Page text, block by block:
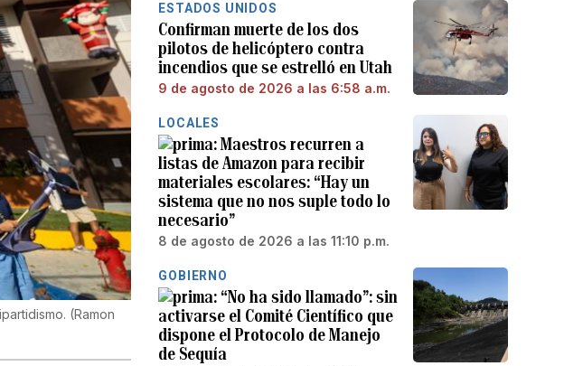
(Ramon
ESTADOS UNIDOS
Confirman muerte de los dos
pilotos de helicóptero contra
incendios que se estrelló en Utah
9 de agosto de 2026 a las 6:58 a.m.
LOCALES
Maestros recurren a
listas de Amazon para recibir
materiales escolares: “Hay un
sistema que no nos suple todo lo
necesario”
8 de agosto de 2026 a las 11:10 p.m.
GOBIERNO
“No ha sido llamado”: sin
activarse el Comité Científico que
dispone el Protocolo de Manejo
de Sequía